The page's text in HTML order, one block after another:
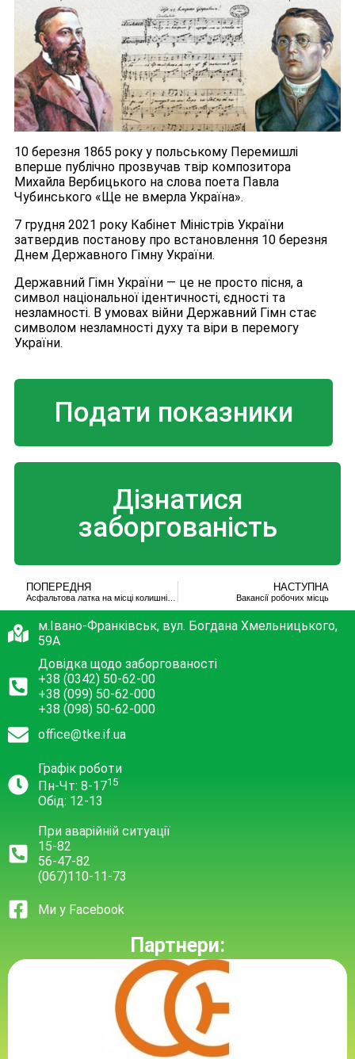
10 березня 1865 року у польському Перемишлі
вперше публічно прозвучав твір композитора
Михайла Вербицького на слова поета Павла
Чубинського «Ще не вмерла Україна».
7 грудня 2021 року Кабінет Міністрів України
затвердив постанову про встановлення 10 березня
Днем Державного Гімну України.
Державний Гімн України — це не просто пісня, а
символ національної ідентичності, єдності та
незламності. В умовах війни Державний Гімн стає
символом незламності духу та віри в перемогу
України.
Подати показники
Дізнатися
заборгованість
ПОПЕРЕДНЯ НАСТУПНА
Вакансії робочих місць
м.Івано-Франківськ, вул. Богдана Хмельницького,
59А
Довідка щодо заборгованості
+38 (0342) 50-62-00
+38 (099) 50-62-000
+38 (098) 50-62-000
office@tke.if.ua
Графік роботи
Пн-Чт: 8-1715
Обід: 12-13
При аварійній ситуації
15-82
56-47-82
(067)110-11-73
Ми у Facebook
Партнери: